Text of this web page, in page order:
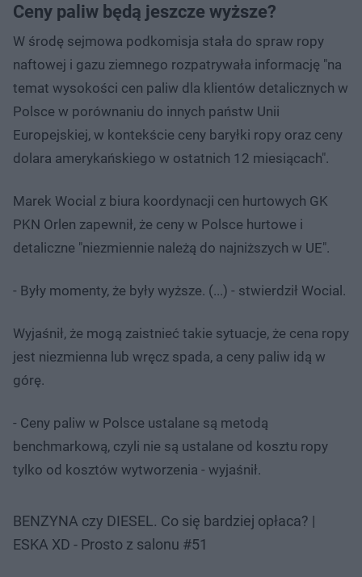
Ceny paliw będą jeszcze wyższe?
W środę sejmowa podkomisja stała do spraw ropy
naftowej i gazu ziemnego rozpatrywała informację "na
temat wysokości cen paliw dla klientów detalicznych w
Polsce w porównaniu do innych państw Unii
Europejskiej, w kontekście ceny baryłki ropy oraz ceny
dolara amerykańskiego w ostatnich 12 miesiącach".
Marek Wocial z biura koordynacji cen hurtowych GK
PKN Orlen zapewnił, że ceny w Polsce hurtowe i
detaliczne "niezmiennie należą do najniższych w UE".
- Były momenty, że były wyższe. (...) - stwierdził Wocial.
Wyjaśnił, że mogą zaistnieć takie sytuacje, że cena ropy
jest niezmienna lub wręcz spada, a ceny paliw idą w
górę.
- Ceny paliw w Polsce ustalane są metodą
benchmarkową, czyli nie są ustalane od kosztu ropy
tylko od kosztów wytworzenia - wyjaśnił.
BENZYNA czy DIESEL. Co się bardziej opłaca? |
ESKA XD - Prosto z salonu #51